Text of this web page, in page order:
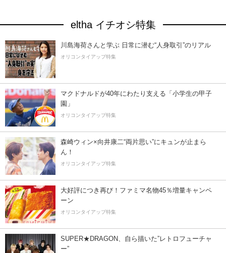
eltha イチオシ特集
川島海荷さんと学ぶ 日常に潜む“人身取引”のリアル
オリコンタイアップ特集
マクドナルドが40年にわたり支える「小学生の甲子
園」
オリコンタイアップ特集
森崎ウィン×向井康二“両片思い”にキュンが止まら
ん！
オリコンタイアップ特集
大好評につき再び！ファミマ名物45％増量キャンペ
ーン
オリコンタイアップ特集
SUPER★DRAGON、自ら描いた”レトロフューチャ
ー”